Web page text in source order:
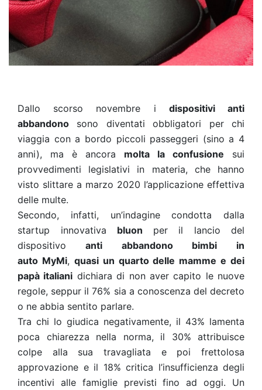
Dallo scorso novembre i dispositivi anti
abbandono sono diventati obbligatori per chi
viaggia con a bordo piccoli passeggeri (sino a 4
anni), ma è ancora molta la confusione sui
provvedimenti legislativi in materia, che hanno
visto slittare a marzo 2020 l’applicazione effettiva
delle multe.
Secondo, infatti, un’indagine condotta dalla
startup innovativa bluon per il lancio del
dispositivo anti abbandono bimbi in
auto MyMi, quasi un quarto delle mamme e dei
papà italiani dichiara di non aver capito le nuove
regole, seppur il 76% sia a conoscenza del decreto
o ne abbia sentito parlare.
Tra chi lo giudica negativamente, il 43% lamenta
poca chiarezza nella norma, il 30% attribuisce
colpe alla sua travagliata e poi frettolosa
approvazione e il 18% critica l’insufficienza degli
incentivi alle famiglie previsti fino ad oggi. Un